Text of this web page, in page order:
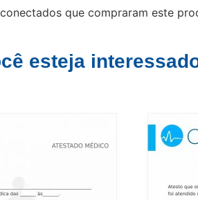
que compraram este
esteja